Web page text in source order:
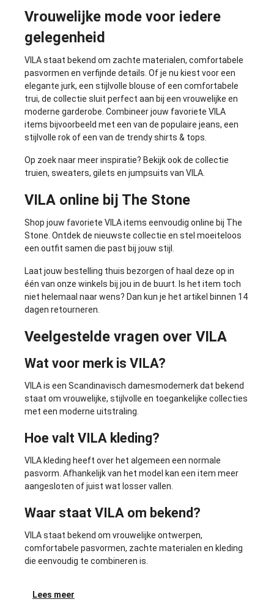
Vrouwelijke mode voor iedere
gelegenheid
VILA staat bekend om zachte materialen, comfortabele
pasvormen en verfijnde details. Of je nu kiest voor een
elegante jurk, een stijlvolle blouse of een comfortabele
trui, de collectie sluit perfect aan bij een vrouwelijke en
moderne garderobe. Combineer jouw favoriete VILA
items bijvoorbeeld met een van de populaire jeans, een
stijlvolle rokof een van de trendyshirts & tops
Op zoek naar meer inspiratie? Bekijk ook de collectie
truien, sweaters, gilets en jumpsuits van VILA.
VILA online bij The Stone
Shop jouw favoriete VILA items eenvoudig online bij The
Stone. Ontdek de nieuwste collectie en stel moeiteloos
een outfit samen die past bij jouw stijl.
Laat jouw bestelling thuis bezorgen of haal deze op in
één van onze winkels bij jou in de buurt. Is het item toch
niet helemaal naar wens? Dan kun je het artikel binnen 14
dagen retourneren.
Veelgestelde vragen over VILA
Wat voor merk is VILA?
VILA is een Scandinavisch damesmodemerk dat bekend
staat om vrouwelijke, stijlvolle en toegankelijke collecties
met een moderne uitstraling.
Hoe valt VILA kleding?
VILA kleding heeft over het algemeen een normale
pasvorm. Afhankelijk van het model kan een item meer
aangesloten of juist wat losser vallen.
Waar staat VILA om bekend?
VILA staat bekend om vrouwelijke ontwerpen,
comfortabele pasvormen, zachte materialen en kleding
die eenvoudig te combineren is.
Lees meer